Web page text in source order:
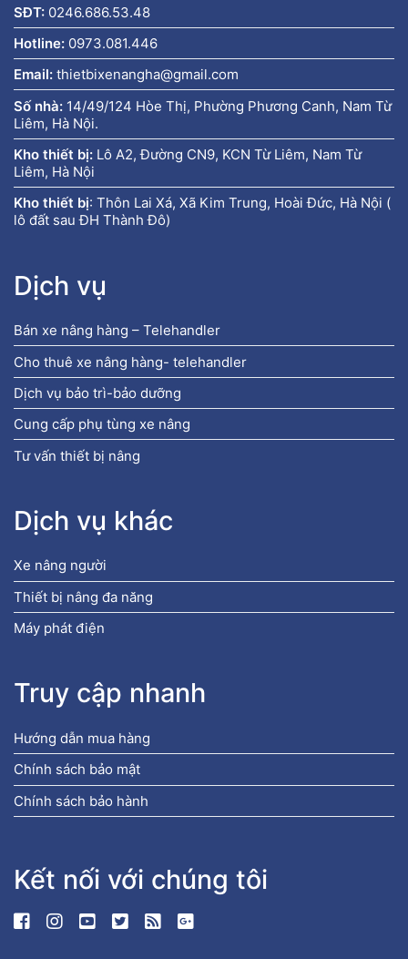
SĐT: 0246.686.53.48
Hotline: 0973.081.446
Email: thietbixenangha@gmail.com
Số nhà: 14/49/124 Hòe Thị, Phường Phương Canh, Nam Từ
Liêm, Hà Nội.
Kho thiết bị: Lô A2, Đường CN9, KCN Từ Liêm, Nam Từ
Liêm, Hà Nội
Kho thiết bị: Thôn Lai Xá, Xã Kim Trung, Hoài Đức, Hà Nội (
lô đất sau ĐH Thành Đô)
Dịch vụ
Bán xe nâng hàng – Telehandler
Cho thuê xe nâng hàng- telehandler
Dịch vụ bảo trì-bảo dưỡng
Cung cấp phụ tùng xe nâng
Tư vấn thiết bị nâng
Dịch vụ khác
Xe nâng người
Thiết bị nâng đa năng
Máy phát điện
Truy cập nhanh
Hướng dẫn mua hàng
Chính sách bảo mật
Chính sách bảo hành
Kết nối với chúng tôi